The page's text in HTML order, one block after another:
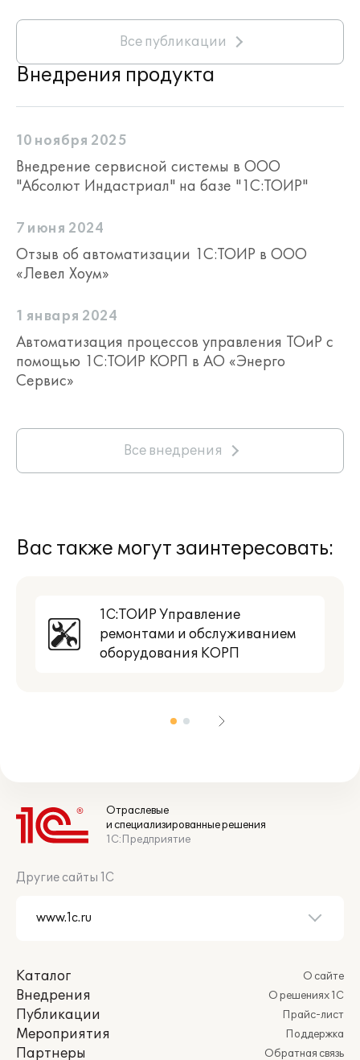
Все публикации
Внедрения продукта
10 ноября 2025
Внедрение сервисной системы в ООО
"Абсолют Индастриал" на базе "1С:ТОИР"
7 июня 2024
Отзыв об автоматизации 1С:ТОИР в ООО
«Левел Хоум»
1 января 2024
Автоматизация процессов управления ТОиР с
помощью 1С:ТОИР КОРП в АО «Энерго
Сервис»
Все внедрения
Вас также могут заинтересовать:
1С:ТОИР Управление
ремонтами и обслуживанием
оборудования КОРП
Отраслевые
и специализированные решения
1С:Предприятие
Другие сайты 1С
Каталог
Внедрения
Публикации
Мероприятия
Партнеры
О сайте
О решениях 1С
Прайс-лист
Поддержка
Обратная связь